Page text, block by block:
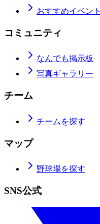
おすすめイベント
コミュニティ
なんでも掲示板
写真ギャラリー
チーム
チームを探す
マップ
野球場を探す
SNS公式